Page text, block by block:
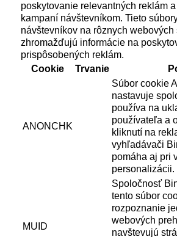
poskytovanie relevantných reklám
kampaní návštevníkom. Tieto
návštevníkov na rôznych webových
zhromažďujú informácie na
prispôsobených reklám.
Cookie
Trvanie
ANONCHK
Súbor cookie
nastavuje
používa na
používateľa a
kliknutí na
vyhľadávači
pomáha aj pri
personalizácii.
MUID
Spoločnosť
tento súbor
rozpoznanie
webových
navštevujú